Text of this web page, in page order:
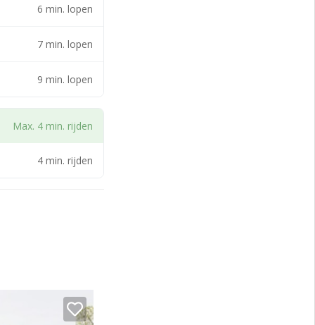
de Statistiek
6 min. lopen
7 min. lopen
9 min. lopen
Max. 4 min. rijden
4 min. rijden